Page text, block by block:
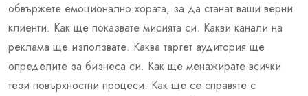
обвържете емоционално хората, за да станат ваши верни
клиенти. Как ще показвате мисията си. Какви канали на
реклама ще използвате. Каква таргет аудитория ще
определите за бизнеса си. Как ще менажирате всички
тези повърхностни процеси. Как ще се справяте с